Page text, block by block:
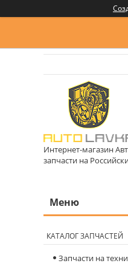
Интернет-магазин
запчасти на
КАТАЛОГ ЗАПЧАСТЕЙ
Запчасти на